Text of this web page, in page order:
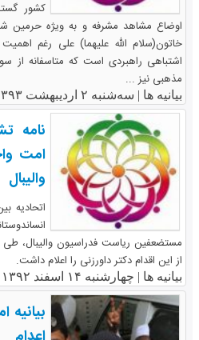
کشور
اوضاع مشاهد مشرفه و به ویژه حرمین
خاتون(سلام الله علیهما) علی رغم
اشتباهی راهبردی است که متاسفانه
مذهبی نیز ...
بیانیه ها | سه‌شنبه ۲ اردیبهشت ۱۳۹۳
نامه
امت
والیبال
اتحادیه
مستضعفین ریاست فدراسیون والیبال،
از این اقدام دکتر داورزنی را اعلام داشت.
بیانیه ها | چهارشنبه ۱۴ اسفند ۱۳۹۲